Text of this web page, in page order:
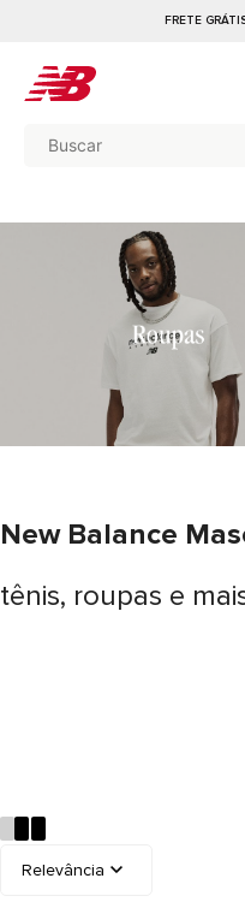
FRETE
New Balance
tênis, roupas e